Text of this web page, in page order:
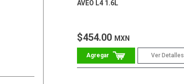
AVEO L4 1.6L
$454.00 MXN
Ver Detalles